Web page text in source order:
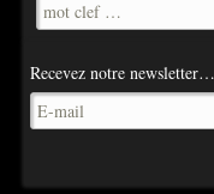
Recevez notre newsletter…